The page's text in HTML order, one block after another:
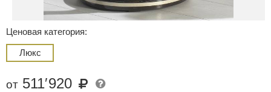
Ценовая категория:
Люкс
от 511′920